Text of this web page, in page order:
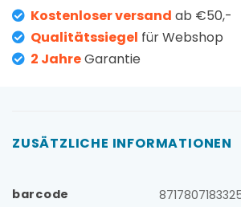
Kostenloser versand ab €50,-
Qualitätssiegel für Webshop
2 JahreGarantie
ZUSÄTZLICHE INFORMATIONEN
barcode